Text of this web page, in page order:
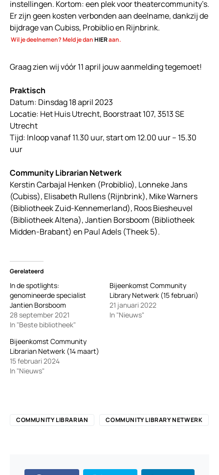
instellingen. Kortom: een plek voor theatercommunity’s.
Er zijn geen kosten verbonden aan deelname, dankzij de
bijdrage van Cubiss, Probiblio en Rijnbrink.
Wil je deelnemen? Meld je danHIERaan.
Graag zien wij vóór 11 april jouw aanmelding tegemoet!
Praktisch
Datum: Dinsdag 18 april 2023
Locatie: Het Huis Utrecht, Boorstraat 107, 3513 SE
Utrecht
Tijd: Inloop vanaf 11.30 uur, start om 12.00 uur – 15.30
uur
Community Librarian Netwerk
Kerstin Carbajal Henken (Probiblio), Lonneke Jans
(Cubiss), Elisabeth Rullens (Rijnbrink), Mike Warners
(Bibliotheek Zuid-Kennemerland), Roos Biesheuvel
(Bibliotheek Altena), Jantien Borsboom (Bibliotheek
Midden-Brabant) en Paul Adels (Theek 5).
Gerelateerd
In de spotlights:
genomineerde specialist
Jantien Borsboom
28 september 2021
In "Beste bibliotheek"
Bijeenkomst Community
Library Netwerk (15 februari)
21 januari 2022
In "Nieuws"
Bijeenkomst Community
Librarian Netwerk (14 maart)
15 februari 2024
In "Nieuws"
COMMUNITY LIBRARIAN COMMUNITY LIBRARY NETWERK